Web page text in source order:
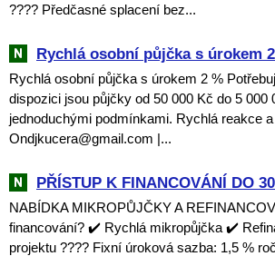
???? Předčasné splacení bez...
Rychlá osobní půjčka s úrokem
Rychlá osobní půjčka s úrokem 2 %
dispozici jsou půjčky od 50 000 Kč do 5
jednoduchými podmínkami. Rychlá reakce
Ondjkucera@gmail.com |...
PŘÍSTUP K FINANCOVÁNÍ DO
NABÍDKA MIKROPŮJČKY A
financování? ✔️ Rychlá mikropůjčka ✔️
projektu ???? Fixní úroková sazba: 1,5 %